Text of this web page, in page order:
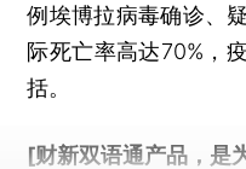
例埃博拉病毒确诊、
际死亡率高达70%，
括。
[财新双语通产品，是